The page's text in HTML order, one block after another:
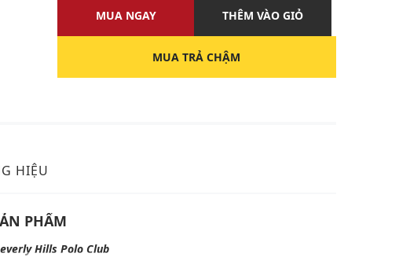
MUA NGAY THÊM VÀO GIỎ
MUA TRẢ CHẬM
HIỆU
PHẨM
Hills Polo Club